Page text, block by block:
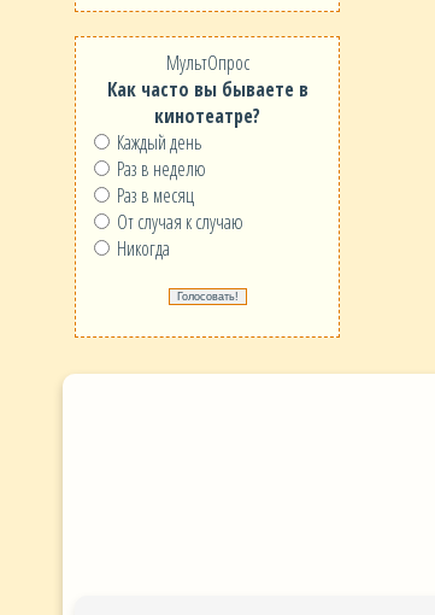
МультОпрос
Как часто вы бываете в
кинотеатре?
Каждый день
Раз в неделю
Раз в месяц
От случая к случаю
Никогда